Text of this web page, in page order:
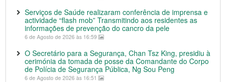
Serviços de Saúde realizaram conferência de imprensa e
actividade “flash mob” Transmitindo aos residentes as
informações de prevenção do cancro da pele
6 de Agosto de 2026 às 16:59
O Secretário para a Segurança, Chan Tsz King, presidiu à
cerimónia da tomada de posse da Comandante do Corpo
de Polícia de Segurança Pública, Ng Sou Peng
6 de Agosto de 2026 às 16:51